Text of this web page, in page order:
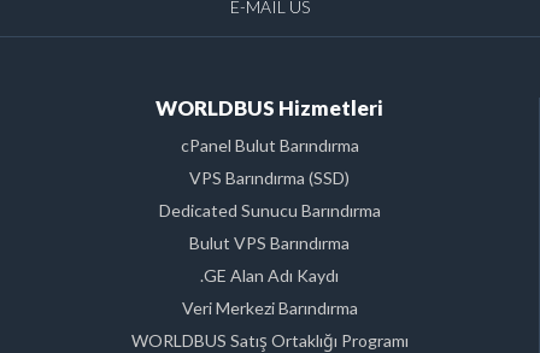
E-MAIL US
WORLDBUS Hizmetleri
cPanel Bulut Barındırma
VPS Barındırma (SSD)
Dedicated Sunucu Barındırma
Bulut VPS Barındırma
.GE Alan Adı Kaydı
Veri Merkezi Barındırma
WORLDBUS Satış Ortaklığı Programı